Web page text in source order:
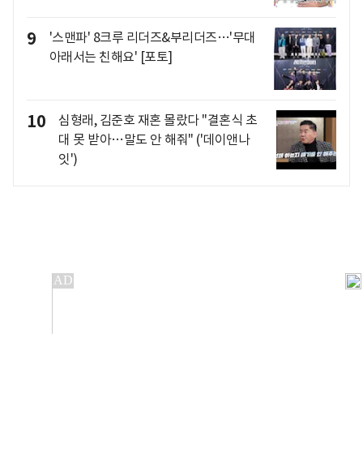
9
'스맨파' 8크루 리더즈&부리더즈…'무대
아래서는 친해요' [포토]
10
심형래, 김준호 재혼 몰랐다 "결혼식 초
대 못 받아…말도 안 해줘" ('데이앤나
잇')